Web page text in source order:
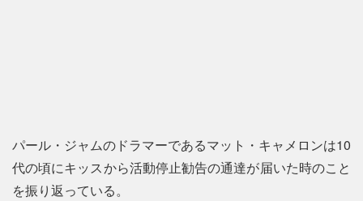
パール・ジャムのドラマーであるマット・キャメロンは10
代の頃にキッスから活動停止勧告の通達が届いた時のこと
を振り返っている。